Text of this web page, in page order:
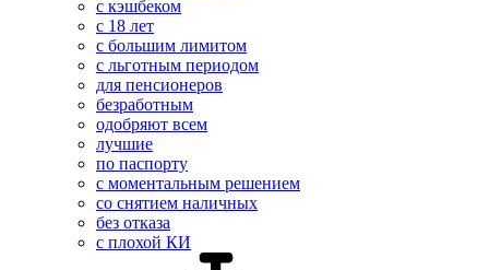
с кэшбеком
с 18 лет
с большим лимитом
с льготным периодом
для пенсионеров
безработным
одобряют всем
лучшие
по паспорту
с моментальным решением
со снятием наличных
без отказа
с плохой КИ